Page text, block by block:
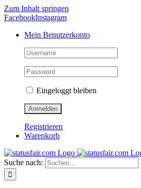
Zum Inhalt springen
FacebookInstagram
Mein Benutzerkonto
Eingeloggt bleiben
Registrieren
Warenkorb
Suche nach: